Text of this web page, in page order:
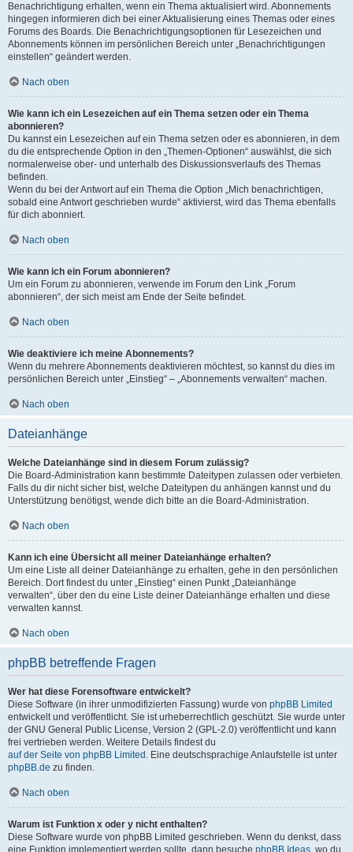
Benachrichtigung erhalten, wenn ein Thema aktualisiert wird. Abonnements
hingegen informieren dich bei einer Aktualisierung eines Themas oder eines
Forums des Boards. Die Benachrichtigungsoptionen für Lesezeichen und
Abonnements können im persönlichen Bereich unter „Benachrichtigungen
einstellen“ geändert werden.
Nach oben
Wie kann ich ein Lesezeichen auf ein Thema setzen oder ein Thema
abonnieren?
Du kannst ein Lesezeichen auf ein Thema setzen oder es abonnieren, in dem
du die entsprechende Option in den „Themen-Optionen“ auswählst, die sich
normalerweise ober- und unterhalb des Diskussionsverlaufs des Themas
befinden.
Wenn du bei der Antwort auf ein Thema die Option „Mich benachrichtigen,
sobald eine Antwort geschrieben wurde“ aktivierst, wird das Thema ebenfalls
für dich abonniert.
Nach oben
Wie kann ich ein Forum abonnieren?
Um ein Forum zu abonnieren, verwende im Forum den Link „Forum
abonnieren“, der sich meist am Ende der Seite befindet.
Nach oben
Wie deaktiviere ich meine Abonnements?
Wenn du mehrere Abonnements deaktivieren möchtest, so kannst du dies im
persönlichen Bereich unter „Einstieg“ – „Abonnements verwalten“ machen.
Nach oben
Dateianhänge
Welche Dateianhänge sind in diesem Forum zulässig?
Die Board-Administration kann bestimmte Dateitypen zulassen oder verbieten.
Falls du dir nicht sicher bist, welche Dateitypen du anhängen kannst und du
Unterstützung benötigst, wende dich bitte an die Board-Administration.
Nach oben
Kann ich eine Übersicht all meiner Dateianhänge erhalten?
Um eine Liste all deiner Dateianhänge zu erhalten, gehe in den persönlichen
Bereich. Dort findest du unter „Einstieg“ einen Punkt „Dateianhänge
verwalten“, über den du eine Liste deiner Dateianhänge erhalten und diese
verwalten kannst.
Nach oben
phpBB betreffende Fragen
Wer hat diese Forensoftware entwickelt?
Diese Software (in ihrer unmodifizierten Fassung) wurde von phpBB Limited
entwickelt und veröffentlicht. Sie ist urheberrechtlich geschützt. Sie wurde unter
der GNU General Public License, Version 2 (GPL-2.0) veröffentlicht und kann
frei vertrieben werden. Weitere Details findest du
auf der Seite von phpBB Limited . Eine deutschsprachige Anlaufstelle ist unter
phpBB.de zu finden.
Nach oben
Warum ist Funktion x oder y nicht enthalten?
Diese Software wurde von phpBB Limited geschrieben. Wenn du denkst, dass
eine Funktion implementiert werden sollte, dann besuche phpBB Ideas, wo du